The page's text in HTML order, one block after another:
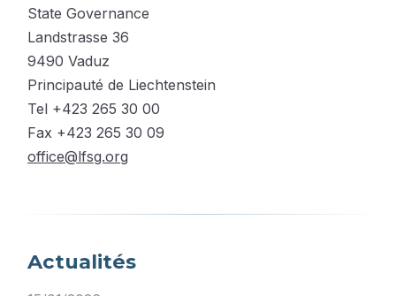
State Governance
Landstrasse 36
9490 Vaduz
Principauté de Liechtenstein
Tel +423 265 30 00
Fax +423 265 30 09
office@lfsg.org
Actualités